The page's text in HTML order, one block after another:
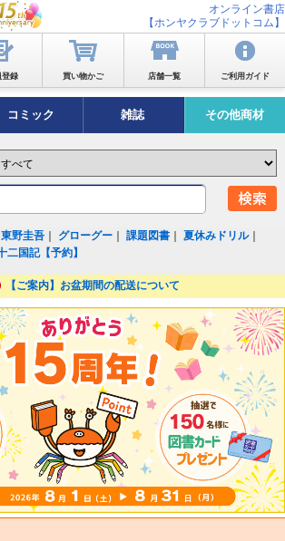
オンライン書店
【ホンヤクラブドットコム】
登録 買い物かご 店舗一覧 ご利用ガイド
コミック 雑誌 その他商材
東野圭吾 グローグー ｜課題図書 ｜夏休みドリル｜
二国記【予約】
【ご案内】お盆期間の配送について